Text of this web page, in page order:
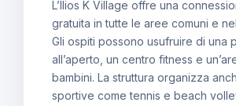
L’Ilios K Village offre una
gratuita in tutte le aree comuni e
Gli ospiti possono usufruire di una
all’aperto, un centro fitness e
bambini. La struttura organizza
sportive come tennis e beach